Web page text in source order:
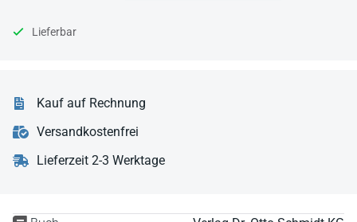
Lieferbar
Kauf auf Rechnung
Versandkostenfrei
Lieferzeit 2-3 Werktage